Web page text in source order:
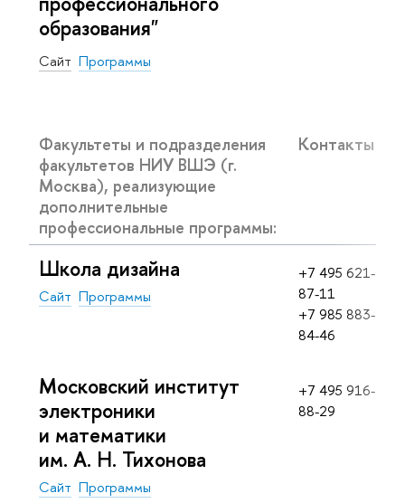
образования"
Сайт Программы
Факультеты и подразделения
факультетов НИУ ВШЭ (г.
Москва), реализующие
дополнительные
профессиональные программы:
Контакты
Школа дизайна
Сайт Программы
+7 495 621-
87-11
+7 985 883-
84-46
Московский институт
электроники
и математики
им. А. Н. Тихонова
Сайт Программы
+7 495 916-
88-29